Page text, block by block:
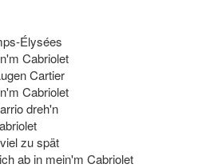
Élysées
Cabriolet
Cartier
Cabriolet
dreh'n
zu spät
ab in mein'm Cabriolet